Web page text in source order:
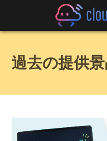
過去の提供